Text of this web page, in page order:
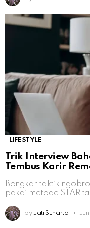
LIFESTYLE
Trik Interview
Tembus Karir
Bongkar taktik
pakai metode STAR
by Jati Sunarto